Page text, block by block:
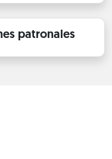
patronales